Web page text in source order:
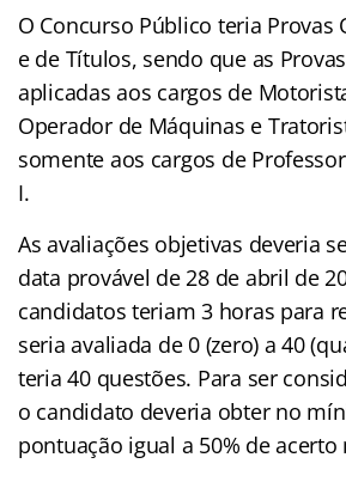
O Concurso Público teria Provas
e de Títulos, sendo que as
aplicadas aos cargos de
Operador de Máquinas e
somente aos cargos de
I.
As avaliações objetivas deveria
data provável de 28 de abril de
candidatos teriam 3 horas para
seria avaliada de 0 (zero) a 40
teria 40 questões. Para ser
o candidato deveria obter no
pontuação igual a 50% de acerto